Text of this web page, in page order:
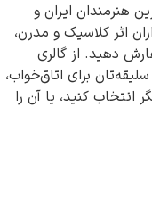
هنرمندان ایران و
اثر کلاسیک و مدرن،
دهید. از گالری
برای اتاق‌خواب،
انتخاب کنید، یا آن را